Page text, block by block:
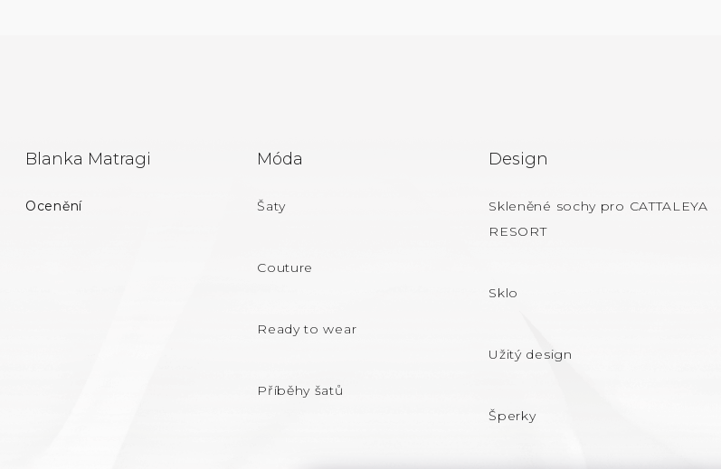
Blanka Matragi
Ocenění
Móda
Šaty
Couture
Ready to wear
Příběhy šatů
Design
Skleněné sochy pro CATTALEYA
RESORT
Sklo
Užitý design
Šperky